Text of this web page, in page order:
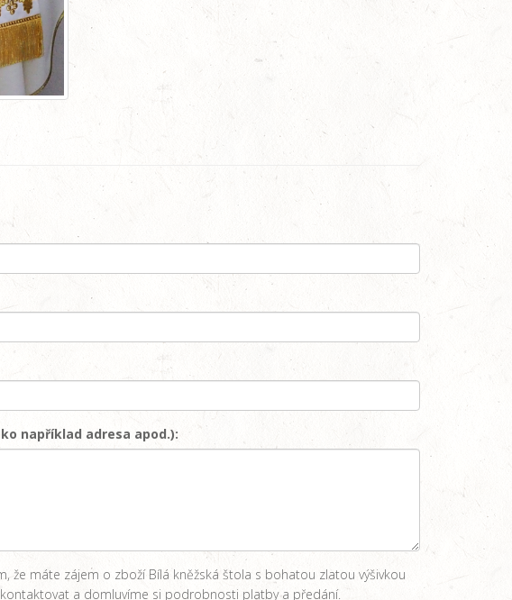
například adresa apod.):
že máte zájem o zboží Bílá kněžská štola s bohatou zlatou výšivkou
a domluvíme si podrobnosti platby a předání.